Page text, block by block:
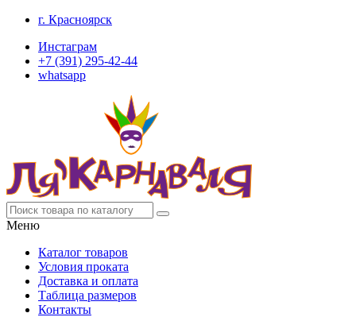
г. Красноярск
Инстаграм
+7 (391) 295-42-44
whatsapp
Меню
Каталог товаров
Условия проката
Доставка и оплата
Таблица размеров
Контакты